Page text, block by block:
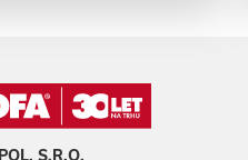
S.R.O.